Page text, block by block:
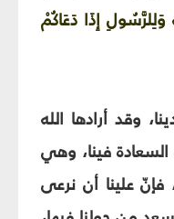
وَلِلرَّسُولِ إِذَا دَعَاكُمْ
وقد أرادها الله
فينا، وهي
علينا أن نرعى